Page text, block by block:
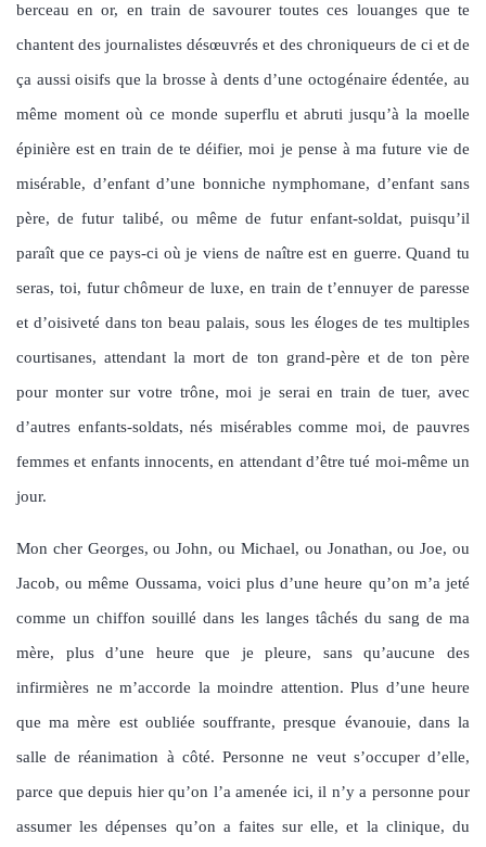
berceau en or, en train de savourer toutes ces louanges que te
chantent des journalistes désœuvrés et des chroniqueurs de ci et de
ça aussi oisifs que la brosse à dents d’une octogénaire édentée, au
même moment où ce monde superflu et abruti jusqu’à la moelle
épinière est en train de te déifier, moi je pense à ma future vie de
misérable, d’enfant d’une bonniche nymphomane, d’enfant sans
père, de futur talibé, ou même de futur enfant-soldat, puisqu’il
paraît que ce pays-ci où je viens de naître est en guerre. Quand tu
seras, toi, futur chômeur de luxe, en train de t’ennuyer de paresse
et d’oisiveté dans ton beau palais, sous les éloges de tes multiples
courtisanes, attendant la mort de ton grand-père et de ton père
pour monter sur votre trône, moi je serai en train de tuer, avec
d’autres enfants-soldats, nés misérables comme moi, de pauvres
femmes et enfants innocents, en attendant d’être tué moi-même un
jour.
Mon cher Georges, ou John, ou Michael, ou Jonathan, ou Joe, ou
Jacob, ou même Oussama, voici plus d’une heure qu’on m’a jeté
comme un chiffon souillé dans les langes tâchés du sang de ma
mère, plus d’une heure que je pleure, sans qu’aucune des
infirmières ne m’accorde la moindre attention. Plus d’une heure
que ma mère est oubliée souffrante, presque évanouie, dans la
salle de réanimation à côté. Personne ne veut s’occuper d’elle,
parce que depuis hier qu’on l’a amenée ici, il n’y a personne pour
assumer les dépenses qu’on a faites sur elle, et la clinique, du